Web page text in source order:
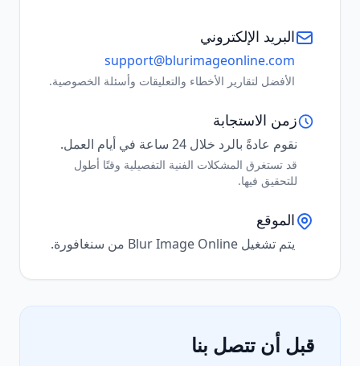
البريد الإلكتروني
support@blurimageonline.com
الأفضل لتقارير الأخطاء والتعليقات وأسئلة الخصوصية.
زمن الاستجابة
نقوم عادةً بالرد خلال 24 ساعة في أيام العمل.
قد تستغرق المشكلات الفنية التفصيلية وقتًا أطول
للتحقيق فيها.
الموقع
يتم تشغيل Blur Image Online من سنغافورة.
قبل أن تتصل بنا